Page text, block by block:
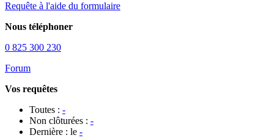
Requête à l'aide du formulaire
Nous téléphoner
0 825 300 230
Forum
Vos requêtes
Toutes : -
Non clôturées : -
Dernière : le -